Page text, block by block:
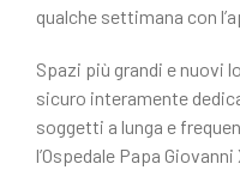
qualche settimana con
Spazi più grandi e nuovi
sicuro interamente
soggetti a lunga e
l’Ospedale Papa